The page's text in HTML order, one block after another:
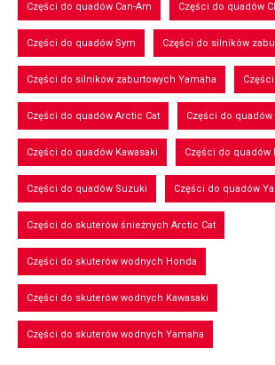
Części do quadów Can-Am Części do quadów
Części do quadów Sym Części do silników
Części do silników zaburtowych Yamaha
Części do quadów Arctic Cat Części do quadów
Części do quadów Kawasaki Części do quadów
Części do quadów Suzuki Części do quadów
Części do skuterów śnieżnych Arctic Cat
Części do skuterów wodnych Honda
Części do skuterów wodnych Kawasaki
Części do skuterów wodnych Yamaha